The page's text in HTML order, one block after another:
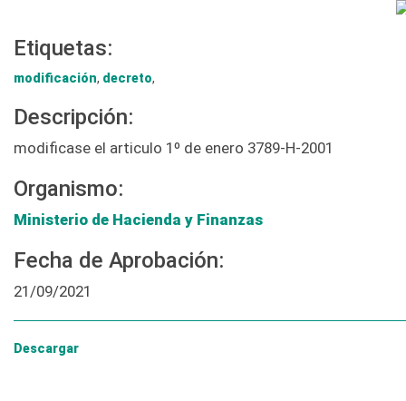
Etiquetas:
modificación, decreto,
Descripción:
modificase el articulo 1º de enero 3789-H-2001
Organismo:
Ministerio de Hacienda y Finanzas
Fecha de Aprobación:
21/09/2021
Descargar